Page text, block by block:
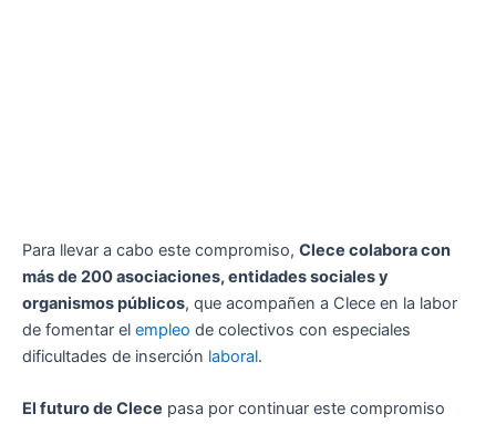
Para llevar a cabo este compromiso, Clece colabora con
más de 200 asociaciones, entidades sociales y
organismos públicos, que acompañen a Clece en la labor
de fomentar el empleo de colectivos con especiales
dificultades de inserción laboral.
El futuro de Clece pasa por continuar este compromiso